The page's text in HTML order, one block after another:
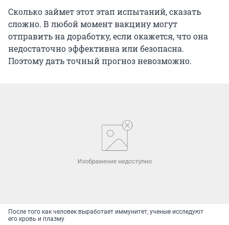
Сколько займет этот этап испытаний, сказать
сложно. В любой момент вакцину могут
отправить на доработку, если окажется, что она
недостаточно эффективна или безопасна.
Поэтому дать точный прогноз невозможно.
После того как человек выработает иммунитет, ученые исследуют
его кровь и плазму